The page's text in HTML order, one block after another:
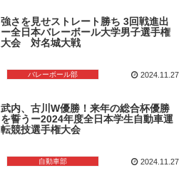
バレーボール部
強さを見せストレート勝ち 3回戦進出
ー全日本バレーボール大学男子選手権
大会 対名城大戦
2024.11.27
自動車部
武内、古川W優勝！来年の総合杯優勝
を誓うー2024年度全日本学生自動車運
転競技選手権大会
2024.11.27